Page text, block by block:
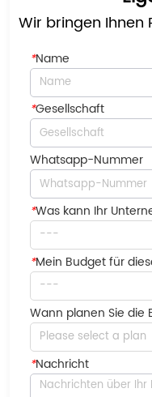
Wir bringen Ihnen
*Name
*Gesellschaft
Whatsapp-Nummer
*Was kann Ihr
---
*Mein Budget für
---
Wann planen Sie die
Please select a plan
*Nachricht